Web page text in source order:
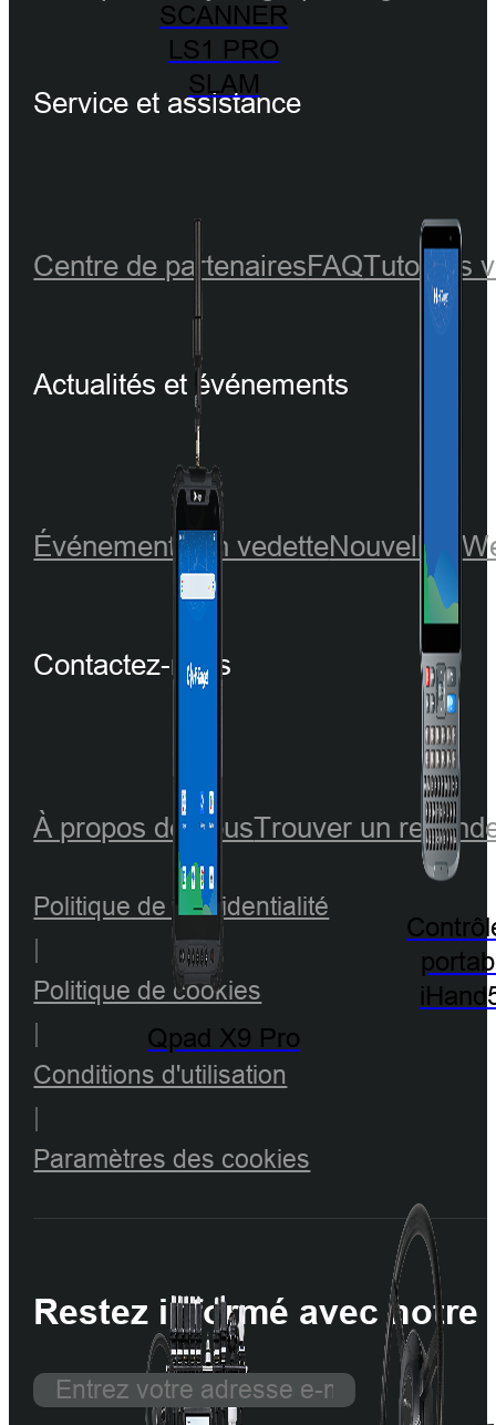
SCANNER
LS1 PRO
SLAM
Qpad X9 Pro
Service et assistance
Centre de partenairesFAQTutoriels
Actualités et événements
Événements en vedetteNouvelles
Contactez-nous
À propos de nousTrouver un
Politique de confidentialité
Politique de cookies
Conditions d'utilisation
Paramètres des cookies
Restez informé avec notre